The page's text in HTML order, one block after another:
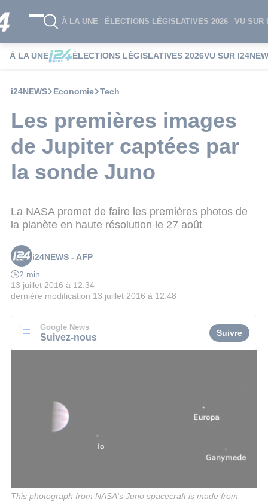
À LA UNE ÉLECTIONS LÉGISLATIVES 2026 VU SUR
À LA UNE ÉLECTIONS LÉGISLATIVES 2026VU SUR
i24NEWS Economie Tech
Les premières images
de Jupiter captées par
la sonde Juno
La NASA promet de faire les premières photos de
la planète en haute résolution le 27 août
i24NEWS - AFP
2 min
13 juillet 2016 à 12:34
dernière modification 13 juillet 2016 à 12:48
Google News
Suivez-nous Suivre
This photograph from NASA's Juno spacecraft is made from